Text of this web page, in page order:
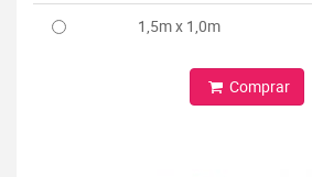
1,5m x 1,0m
Comprar